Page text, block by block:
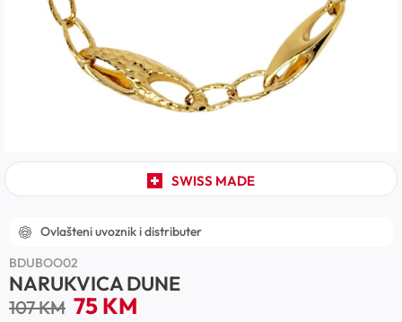
SWISS MADE
Ovlašteni uvoznik i distributer
BDUBOO02
NARUKVICA DUNE
107KM 75KM